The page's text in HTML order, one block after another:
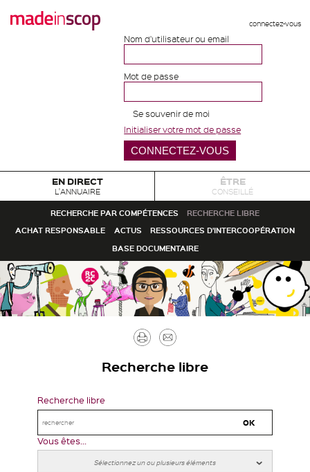
connectez-vous
Nom d'utilisateur ou email
Mot de passe
Se souvenir de moi
Initialiser votre mot de passe
EN DIRECT
L'ANNUAIRE
ÊTRE
CONSEILLÉ
RECHERCHE PAR COMPÉTENCES
RECHERCHE LIBRE
ACHAT RESPONSABLE
ACTUS
RESSOURCES D'INTERCOOPÉRATION
BASE DOCUMENTAIRE
Imprimer
Recherche libre
Recherche libre
Vous êtes...